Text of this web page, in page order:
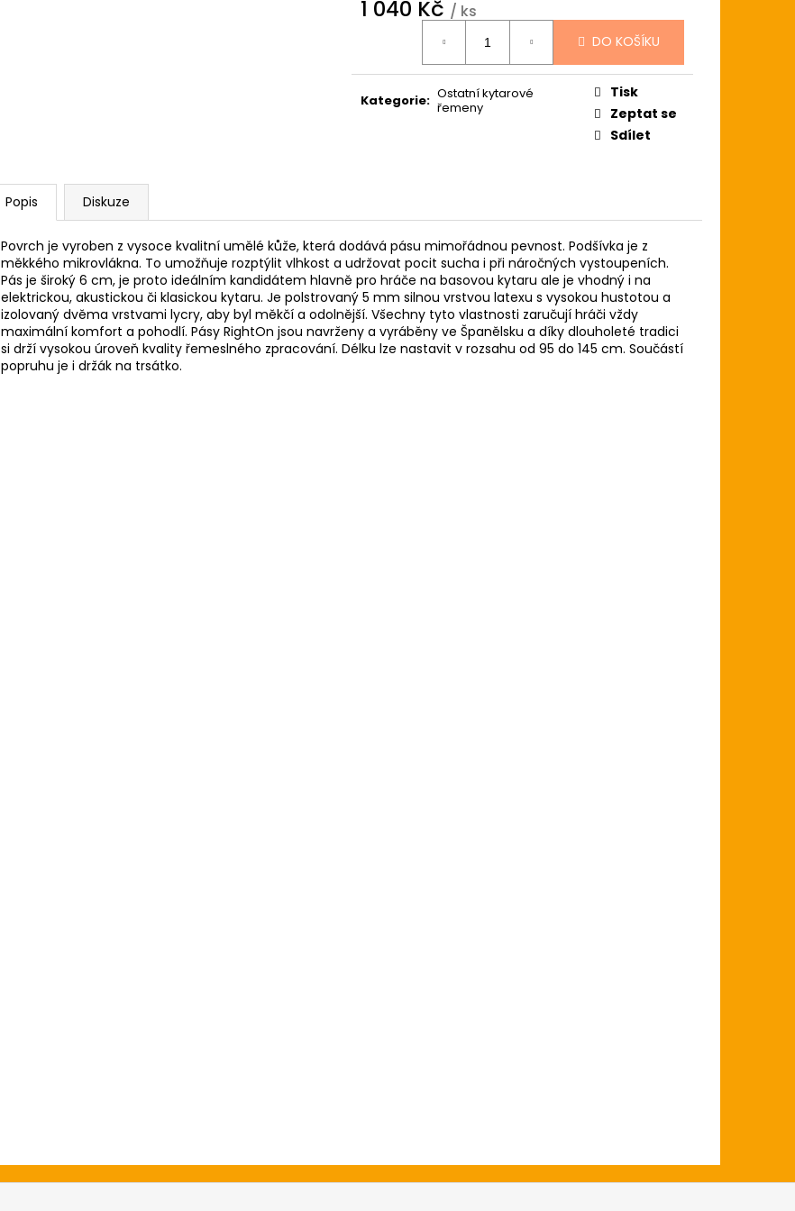
1 040 Kč / ks
DO KOŠÍKU
Kategorie: Ostatní kytarové
řemeny
Tisk
Zeptat se
Sdílet
Popis Diskuze
Povrch je vyroben z vysoce kvalitní umělé kůže, která dodává pásu mimořádnou pevnost. Podšívka je z
měkkého mikrovlákna. To umožňuje rozptýlit vlhkost a udržovat pocit sucha i při náročných vystoupeních.
Pás je široký 6 cm, je proto ideálním kandidátem hlavně pro hráče na basovou kytaru ale je vhodný i na
elektrickou, akustickou či klasickou kytaru. Je polstrovaný 5 mm silnou vrstvou latexu s vysokou hustotou a
izolovaný dvěma vrstvami lycry, aby byl měkčí a odolnější. Všechny tyto vlastnosti zaručují hráči vždy
maximální komfort a pohodlí. Pásy RightOn jsou navrženy a vyráběny ve Španělsku a díky dlouholeté tradici
si drží vysokou úroveň kvality řemeslného zpracování. Délku lze nastavit v rozsahu od 95 do 145 cm. Součástí
popruhu je i držák na trsátko.
STRUNY PRO AKUSTICKOU KYTARU